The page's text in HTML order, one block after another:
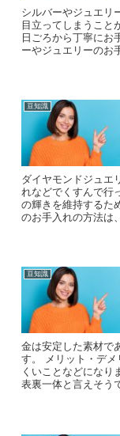
シルバーやジュエリ
目立ってしまうこと
日ごろから丁寧にお
ーやジュエリーのお
豆知識
ダイヤモンドジュエ
れなどでくすんで行
の輝きを維持するた
のお手入れの方法は
豆知識
金は安定した素材で
す。 メリット・デ
くいことなどになり
表裏一体と言えそう